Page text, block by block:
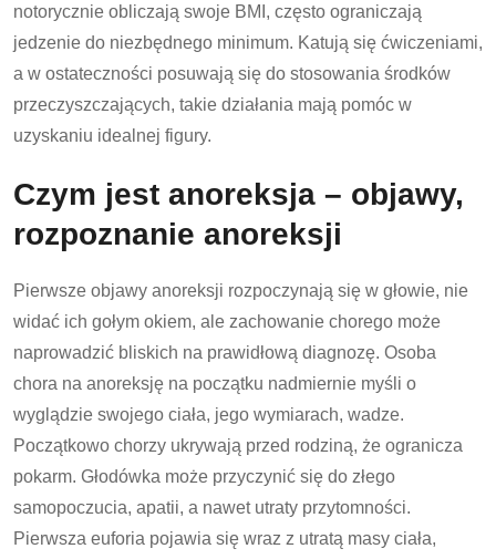
notorycznie obliczają swoje BMI, często ograniczają
jedzenie do niezbędnego minimum. Katują się ćwiczeniami,
a w ostateczności posuwają się do stosowania środków
przeczyszczających, takie działania mają pomóc w
uzyskaniu idealnej figury.
Czym jest anoreksja – objawy,
rozpoznanie anoreksji
Pierwsze objawy anoreksji rozpoczynają się w głowie, nie
widać ich gołym okiem, ale zachowanie chorego może
naprowadzić bliskich na prawidłową diagnozę. Osoba
chora na anoreksję na początku nadmiernie myśli o
wyglądzie swojego ciała, jego wymiarach, wadze.
Początkowo chorzy ukrywają przed rodziną, że ogranicza
pokarm. Głodówka może przyczynić się do złego
samopoczucia, apatii, a nawet utraty przytomności.
Pierwsza euforia pojawia się wraz z utratą masy ciała,